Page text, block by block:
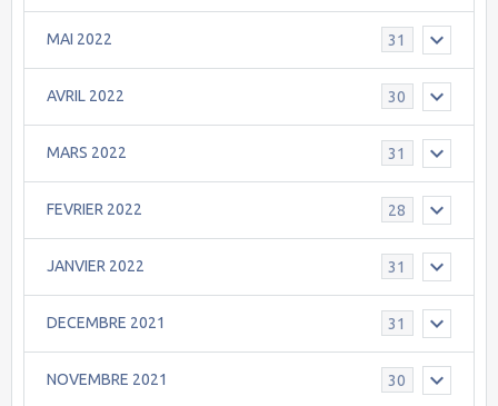
MAI 2022 31
AVRIL 2022 30
MARS 2022 31
FEVRIER 2022 28
JANVIER 2022 31
DECEMBRE 2021 31
NOVEMBRE 2021 30